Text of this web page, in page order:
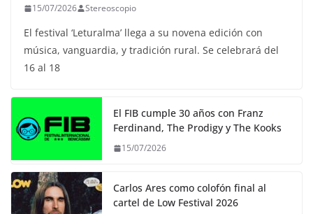
15/07/2026 Stereoscopio
El festival ‘Leturalma’ llega a su novena edición con
música, vanguardia, y tradición rural. Se celebrará del
16 al 18
El FIB cumple 30 años con Franz
Ferdinand, The Prodigy y The Kooks
15/07/2026
Carlos Ares como colofón final al
cartel de Low Festival 2026